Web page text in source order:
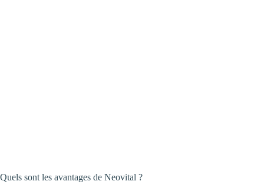
Quels sont les avantages de Neovital ?